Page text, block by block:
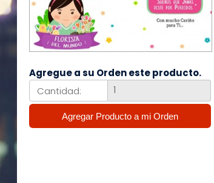
Agregue a su Orden este producto.
Cantidad: